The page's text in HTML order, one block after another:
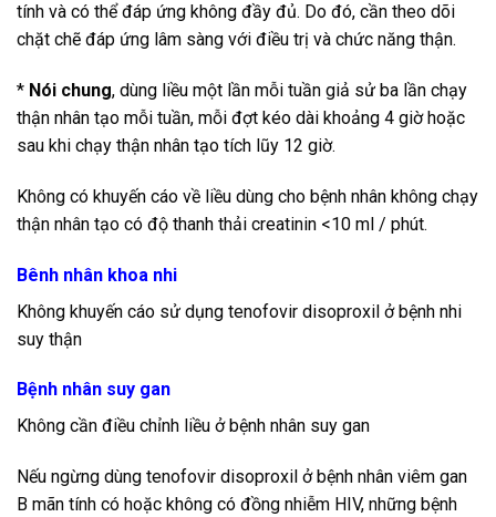
tính và có thể đáp ứng không đầy đủ. Do đó, cần theo dõi
chặt chẽ đáp ứng lâm sàng với điều trị và chức năng thận.
* Nói chung, dùng liều một lần mỗi tuần giả sử ba lần chạy
thận nhân tạo mỗi tuần, mỗi đợt kéo dài khoảng 4 giờ hoặc
sau khi chạy thận nhân tạo tích lũy 12 giờ.
Không có khuyến cáo về liều dùng cho bệnh nhân không chạy
thận nhân tạo có độ thanh thải creatinin <10 ml / phút.
Bênh nhân khoa nhi
Không khuyến cáo sử dụng tenofovir disoproxil ở bệnh nhi
suy thận
Bệnh nhân suy gan
Không cần điều chỉnh liều ở bệnh nhân suy gan
Nếu ngừng dùng tenofovir disoproxil ở bệnh nhân viêm gan
B mãn tính có hoặc không có đồng nhiễm HIV, những bệnh